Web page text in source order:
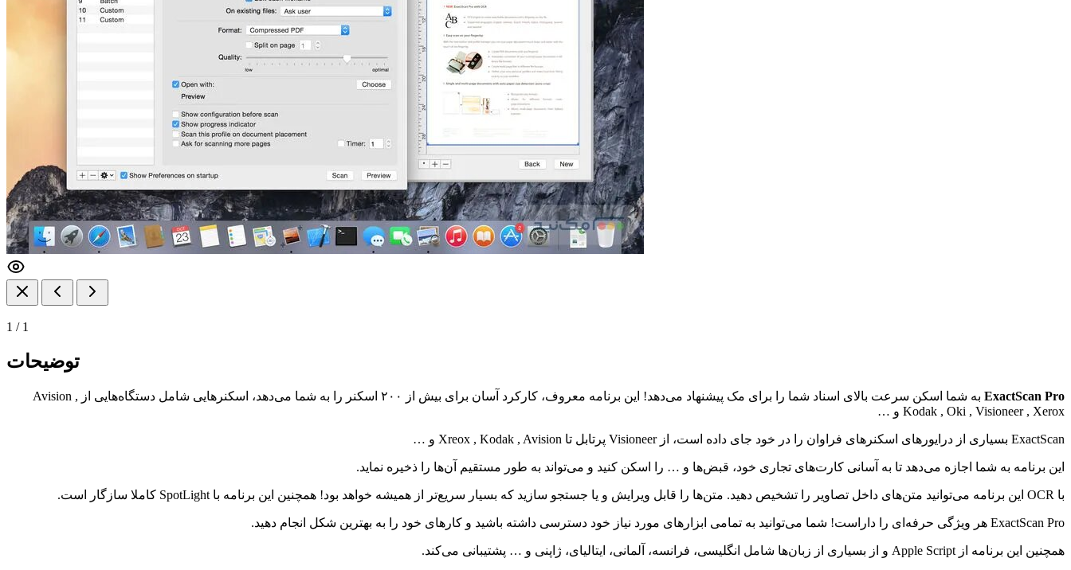
1 / 1
توضیحات
ExactScan Pro
به شما اسکن سرعت بالای اسناد شما را برای مک پیشنهاد می‌دهد! این برنامه معروف، کارکرد آسان برای بیش از ۲۰۰ اسکنر را به شما می‌دهد، اسکنر‌هایی شامل دستگاه‌هایی از Avision ,
Kodak , Oki , Visioneer , Xerox و …
ExactScan بسیاری از درایور‌های اسکنر‌های فراوان را در خود جای داده است، از Visioneer پرتابل تا Xreox , Kodak , Avision و …
این برنامه به شما اجازه می‌دهد تا به آسانی کارت‌های تجاری خود، قبض‌ها و … را اسکن کنید و می‌تواند به طور مستقیم آن‌ها را ذخیره نماید.
با OCR این برنامه می‌توانید متن‌های داخل تصاویر را تشخیص دهید. متن‌ها را قابل ویرایش و یا جستجو سازید که بسیار سریع‌تر از همیشه خواهد بود! همچنین این برنامه با SpotLight کاملا سازگار است.
ExactScan Pro هر ویژگی حرفه‌ای را داراست! شما می‌توانید به تمامی ابزار‌های مورد نیاز خود دسترسی داشته باشید و کار‌های خود را به بهترین شکل انجام دهید.
همچنین این برنامه از Apple Script و از بسیاری از زبان‌ها شامل انگلیسی،‌ فرانسه، آلمانی، ایتالیای، ژاپنی و … پشتیبانی می‌کند.